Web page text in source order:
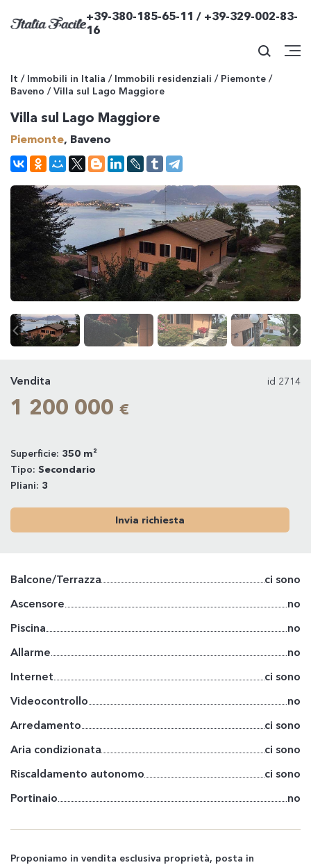
+39-380-185-65-11 / +39-329-002-83-
16
It / Immobili in Italia / Immobili residenziali / Piemonte /
Baveno /Villa sul Lago Maggiore
Villa sul Lago Maggiore
Piemonte, Baveno
Vendita id 2714
1 200 000 €
Superficie: 350 m²
Tipo: Secondario
Pliani: 3
Invia richiesta
Balcone/Terrazza
ci sono
Ascensore
no
Piscina
no
Allarme
no
Internet
ci sono
Videocontrollo
no
Arredamento
ci sono
Aria condizionata
ci sono
Riscaldamento autonomo
ci sono
Portinaio
no
Proponiamo in vendita esclusiva proprietà, posta in